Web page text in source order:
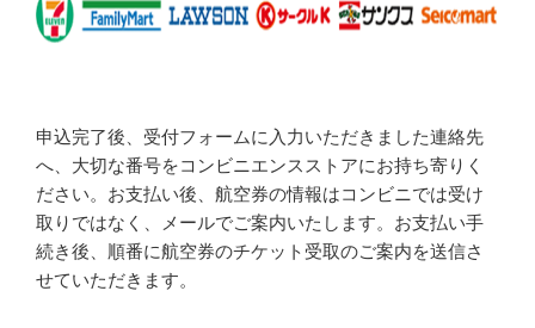
申込完了後、受付フォームに入力いただきました連絡先
へ、大切な番号をコンビニエンスストアにお持ち寄りく
ださい。お支払い後、航空券の情報はコンビニでは受け
取りではなく、メールでご案内いたします。お支払い手
続き後、順番に航空券のチケット受取のご案内を送信さ
せていただきます。